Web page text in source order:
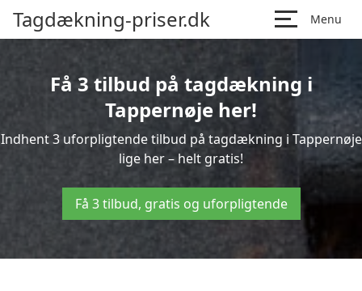
Tagdækning-priser.dk Menu
Få 3 tilbud på tagdækning i
Tappernøje her!
Indhent 3 uforpligtende tilbud på tagdækning i Tappernøje
lige her – helt gratis!
Få 3 tilbud, gratis og uforpligtende